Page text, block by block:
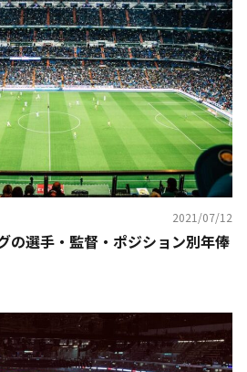
2021/07/12
の選手・監督・ポジション別年俸